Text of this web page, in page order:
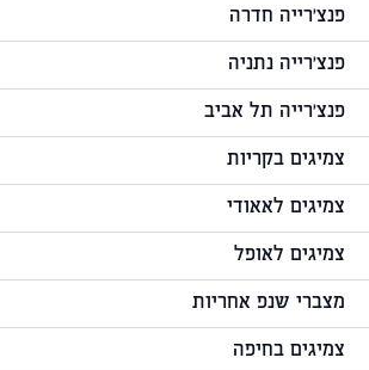
פנצ'רייה חדרה
פנצ'רייה נתניה
פנצ'רייה תל אביב
צמיגים בקריות
צמיגים לאאודי
צמיגים לאופל
מצברי שנפ אחריות
צמיגים בחיפה